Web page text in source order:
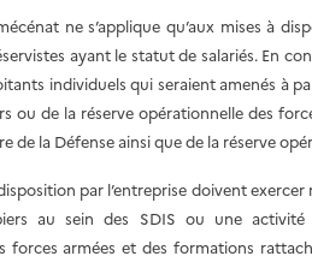
ne s’applique qu’aux mises à
ayant le statut de salariés. En
individuels qui seraient amenés à
ou de la réserve opérationnelle des
de la Défense ainsi que de la réserve
par l’entreprise doivent
au sein des SDIS ou une
forces armées et des formations